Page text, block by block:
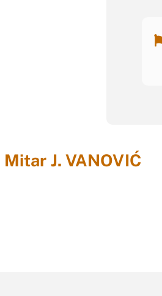
Mitar J. VANOVIĆ